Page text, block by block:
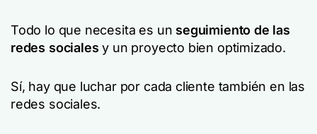
Todo lo que necesita es un seguimiento de las
redes sociales y un proyecto bien optimizado.
Sí, hay que luchar por cada cliente también en las
redes sociales.